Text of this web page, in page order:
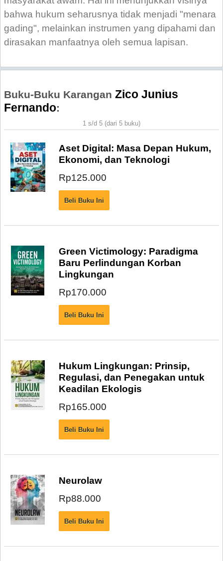
bahwa hukum seharusnya tidak menjadi "menara
gading", melainkan instrumen yang dipahami dan
dirasakan manfaatnya oleh semua lapisan.
Buku-Buku Karangan Zico Junius
Fernando:
1 s/d 5 (dari 5 buku)
Aset Digital: Masa Depan Hukum,
Ekonomi, dan Teknologi
Rp125.000
Green Victimology: Paradigma
Baru Perlindungan Korban
Lingkungan
Rp170.000
Hukum Lingkungan: Prinsip,
Regulasi, dan Penegakan untuk
Keadilan Ekologis
Rp165.000
Neurolaw
Rp88.000